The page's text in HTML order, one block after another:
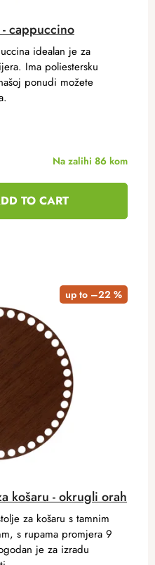
cappuccino
Na zalihi 86 kom
TO CART
idealan je za
Ima poliestersku
ponudi možete
up to –22 %
košaru - okrugli orah
za košaru s tamnim
s rupama promjera 9
je za izradu